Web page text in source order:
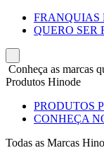
FRANQUIAS
QUERO SER
Conheça as marcas
Produtos Hinode
PRODUTOS
CONHEÇA
Todas as Marcas